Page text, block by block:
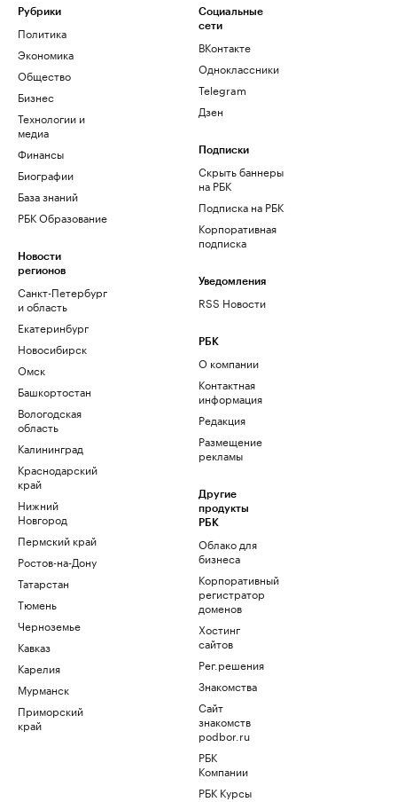
Рубрики
Политика
Экономика
Общество
Бизнес
Технологии и
медиа
Финансы
Биографии
База знаний
РБК Образование
Новости
регионов
Санкт-Петербург
и область
Екатеринбург
Новосибирск
Омск
Башкортостан
Вологодская
область
Калининград
Краснодарский
край
Нижний
Новгород
Пермский край
Ростов-на-Дону
Татарстан
Тюмень
Черноземье
Кавказ
Карелия
Мурманск
Приморский
край
Социальные
сети
ВКонтакте
Одноклассники
Telegram
Дзен
Подписки
Скрыть баннеры
на РБК
Подписка на РБК
Корпоративная
подписка
Уведомления
RSS Новости
РБК
О компании
Контактная
информация
Редакция
Размещение
рекламы
Другие
продукты
РБК
Облако для
бизнеса
Корпоративный
регистратор
доменов
Хостинг
сайтов
Рег.решения
Знакомства
Сайт
знакомств
podbor.ru
РБК
Компании
РБК Курсы